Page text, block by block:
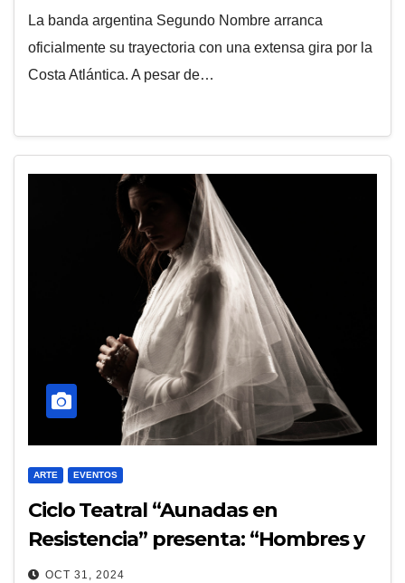
Argentina
La banda argentina Segundo Nombre arranca
oficialmente su trayectoria con una extensa gira por la
Costa Atlántica. A pesar de…
ARTE EVENTOS
Ciclo Teatral “Aunadas en
Resistencia” presenta: “Hombres y
Mujeres que marcaron la Historia
OCT 31, 2024